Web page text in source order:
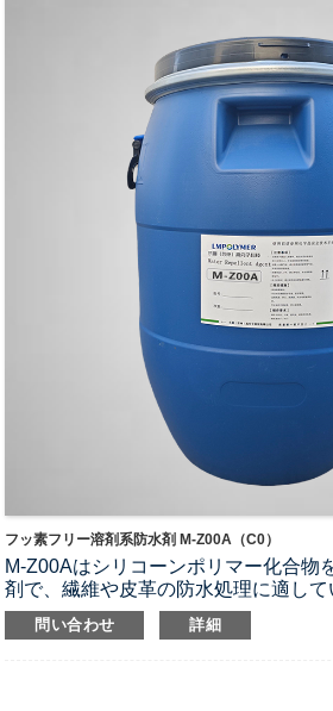
フッ素フリー溶剤系防水剤 M-Z00A（C0）
M-Z00Aはシリコーンポリマー化合物
剤で、繊維や皮革の防水処理に適して
1. 皮革複合繊維へのスプレー、充填、
2. 元の基材の質感、スタイル、色を
問い合わせ 詳細